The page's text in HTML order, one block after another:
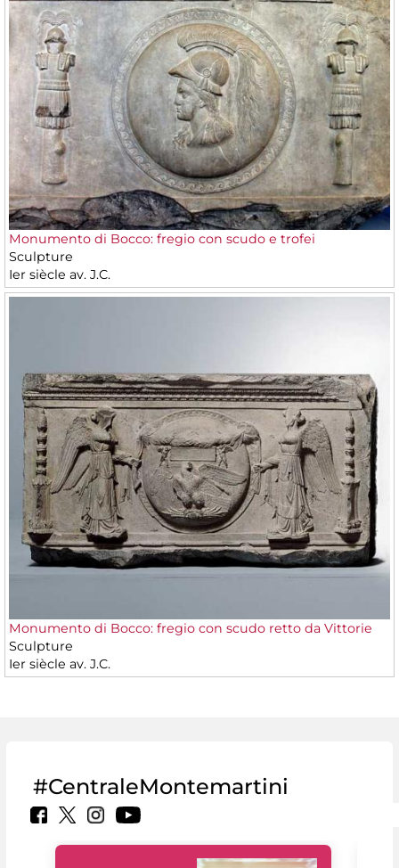
Monumento di Bocco: fregio con scudo e trofei
Sculpture
Ier siècle av. J.C.
Monumento di Bocco: fregio con scudo retto da Vittorie
Sculpture
Ier siècle av. J.C.
#CentraleMontemartini